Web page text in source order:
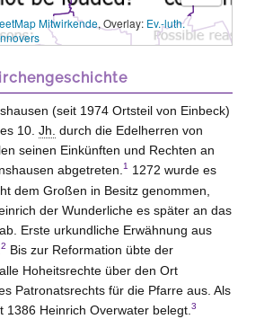
Mitwirkende, Overlay: Ev.-luth.
(seit 1974 Ortsteil von Einbeck)
10. Jh. durch die Edelherren von
seinen Einkünften und Rechten an
abgetreten. 1
1272 wurde es
dem Großen in Besitz genommen,
der Wunderliche es später an das
Erste urkundliche Erwähnung aus
2 Bis zur Reformation übte der
Hoheitsrechte über den Ort
Patronatsrechts für die Pfarre aus. Als
1386 Heinrich Overwater belegt. 3